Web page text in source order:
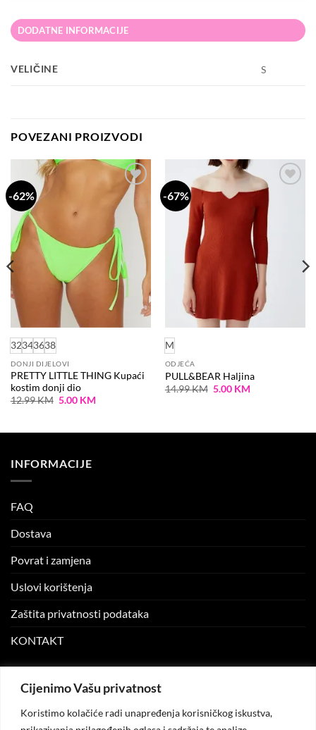
Cijenimo Vašu privatnost
Koristimo kolačiće radi unapređenja korisničkog iskustva,
DODATNE INFORMACIJE
VELIČINE S
POVEZANI PROIZVODI
-62%
Dodaj
na
listu
želja
32343638
DONJI DIJELOVI
PRETTY LITTLE THING Kupaći
kostim donji dio
12.99KM Original
5.00 KMCurrent
-67%
M
ODJEĆA
PULL&BEAR Haljina
14.99KM Original
5.00 KMCurrent
INFORMACIJE
FAQ
Dostava
Povrat i zamjena
Uslovi korištenja
Zaštita privatnosti podataka
KONTAKT